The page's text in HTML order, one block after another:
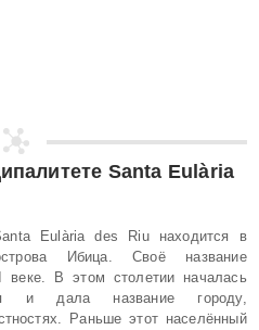
Santa Eulària
Eulària des Riu находится в
Ибица. Своё название
веке. В этом столетии началась
и дала название городу,
Раньше этот населённый